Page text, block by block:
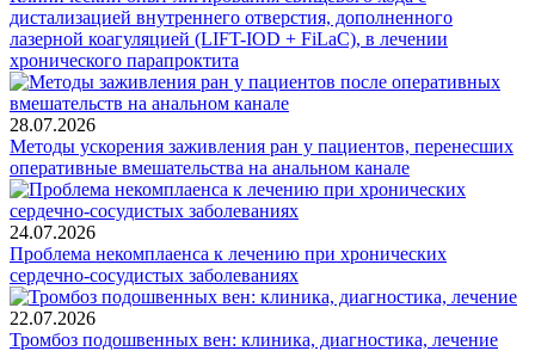
дистализацией внутреннего отверстия, дополненного
лазерной коагуляцией (LIFT-IOD + FiLaC), в лечении
хронического парапроктита
28.07.2026
Методы ускорения заживления ран у пациентов, перенесших
оперативные вмешательства на анальном канале
24.07.2026
Проблема некомплаенса к лечению при хронических
сердечно-сосудистых заболеваниях
22.07.2026
Тромбоз подошвенных вен: клиника, диагностика, лечение